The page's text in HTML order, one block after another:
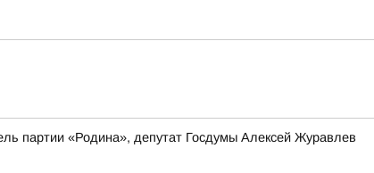
партии «Родина», депутат Госдумы Алексей Журавлев